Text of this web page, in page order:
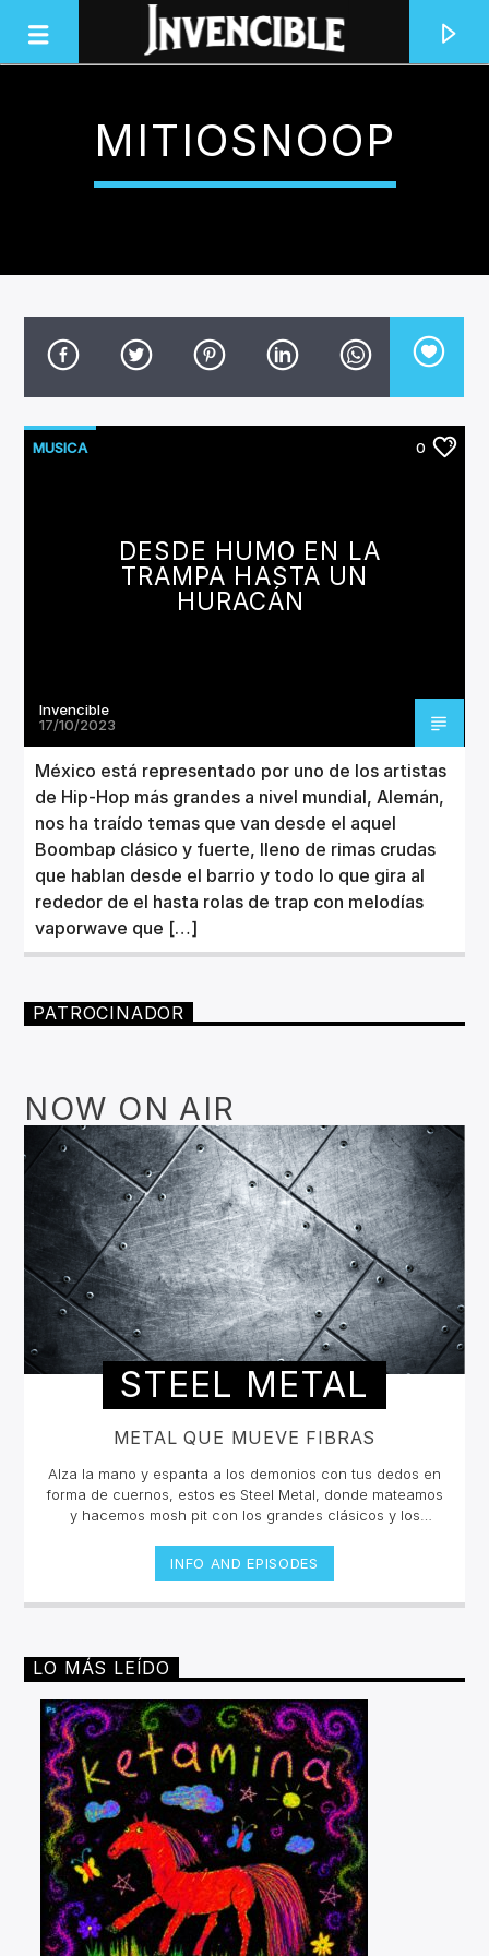
INVENCIBLE RADIO
JUNTOS SOMOS INVENCIBLES
Invencible Radio
MITIOSNOOP
MUSICA 0
DESDE HUMO EN LA
TRAMPA HASTA UN
HURACÁN
Invencible
17/10/2023
México está representado por uno de los artistas
de Hip-Hop más grandes a nivel mundial, Alemán,
nos ha traído temas que van desde el aquel
Boombap clásico y fuerte, lleno de rimas crudas
que hablan desde el barrio y todo lo que gira al
rededor de el hasta rolas de trap con melodías
vaporwave que […]
PATROCINADOR
NOW ON AIR
STEEL METAL
METAL QUE MUEVE FIBRAS
Alza la mano y espanta a los demonios con tus dedos en
forma de cuernos, estos es Steel Metal, donde mateamos
y hacemos mosh pit con los grandes clásicos y los
Symphonic Metal, Doom, Stoner, Nu Metal, Glam metal,
Speed Metal, Black Metal, Metal Progresivo ¡y más
ruido!Miércoles 6pm a 8 pm | Domingo 10 am a 12 pm por
INFO AND EPISODES
LO MÁS LEÍDO